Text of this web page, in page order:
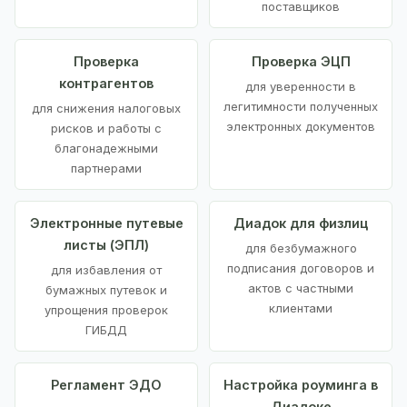
поставщиков
Проверка
контрагентов
для снижения налоговых
рисков и работы с
благонадежными
партнерами
Проверка ЭЦП
для уверенности в
легитимности полученных
электронных документов
Электронные путевые
листы (ЭПЛ)
для избавления от
бумажных путевок и
упрощения проверок
ГИБДД
Диадок для физлиц
для безбумажного
подписания договоров и
актов с частными
клиентами
Регламент ЭДО
Настройка роуминга в